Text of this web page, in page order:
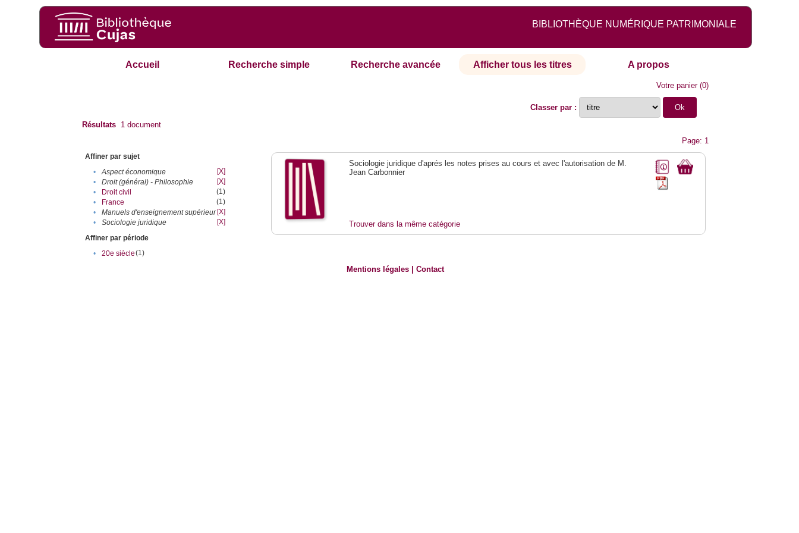
BIBLIOTHÈQUE NUMÉRIQUE PATRIMONIALE
Accueil Recherche simple Recherche avancée Afficher tous les titres A propos
Votre panier(0)
Classer par :
Résultats 1 document
Page: 1
Affiner par sujet
•
Aspect économique
[X]
•
Droit (général) - Philosophie
[X]
•
Droit civil
(1)
•
France
(1)
•
Manuels d'enseignement supérieur [X]
•
Sociologie juridique
[X]
Affiner par période
•
20e siècle(1)
Sociologie juridique d'aprés les notes prises au cours et avec l'autorisation de M.
Jean Carbonnier
Trouver dans la même catégorie
Mentions légales |Contact